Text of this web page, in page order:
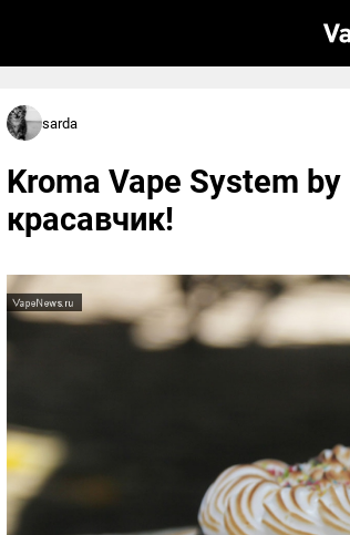
sarda
Kroma Vape System
красавчик!